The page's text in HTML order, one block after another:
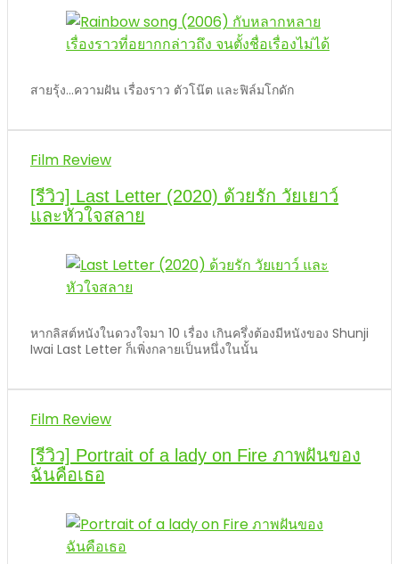
สายรุ้ง...ความฝัน เรื่องราว ตัวโน๊ต และฟิล์มโกดัก
Film Review
[รีวิว] Last Letter (2020) ด้วยรัก วัยเยาว์
และหัวใจสลาย
หากลิสต์หนังในดวงใจมา 10 เรื่อง เกินครึ่งต้องมีหนังของ Shunji
Iwai Last Letter ก็เพิ่งกลายเป็นหนึ่งในนั้น
Film Review
[รีวิว] Portrait of a lady on Fire ภาพฝันของ
ฉันคือเธอ